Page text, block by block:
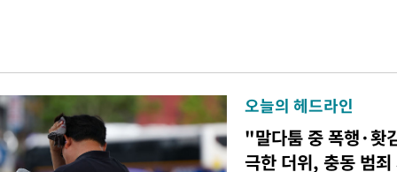
오늘의 헤드라인
"말다툼 중 폭행·홧
극한 더위, 충동 범